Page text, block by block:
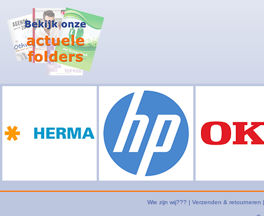
Wie zijn wij??? | Verzenden & retourneren